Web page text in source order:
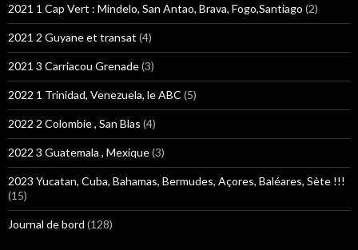
2021 1 Cap Vert : Mindelo, San Antao, Brava, Fogo,Santiago (2)
2021 2 Guyane et transat (4)
2021 3 Carriacou Grenade(3)
2022 1 Trinidad, Venezuela, le ABC (5)
2022 2 Colombie , San Blas (4)
2022 3 Guatemala , Mexique(3)
2023 Yucatan, Cuba, Bahamas, Bermudes, Açores, Baléares, Sète !!!
(15)
Journal de bord (128)